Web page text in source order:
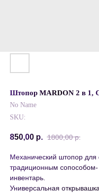
Штопор MARDON 2 в 1,
No Name
SKU:
850,00 р. 1800,00 р.
Механический штопор для
традиционным
инвентарь.
Универсальная